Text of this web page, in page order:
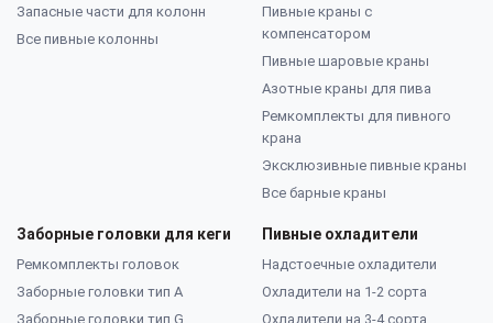
Запасные части для колонн
Все пивные колонны
Пивные краны с
компенсатором
Пивные шаровые краны
Азотные краны для пива
Ремкомплекты для пивного
крана
Эксклюзивные пивные краны
Все барные краны
Заборные головки для кеги
Ремкомплекты головок
Заборные головки тип А
Заборные головки тип G
Пивные охладители
Надстоечные охладители
Охладители на 1-2 сорта
Охладители на 3-4 сорта